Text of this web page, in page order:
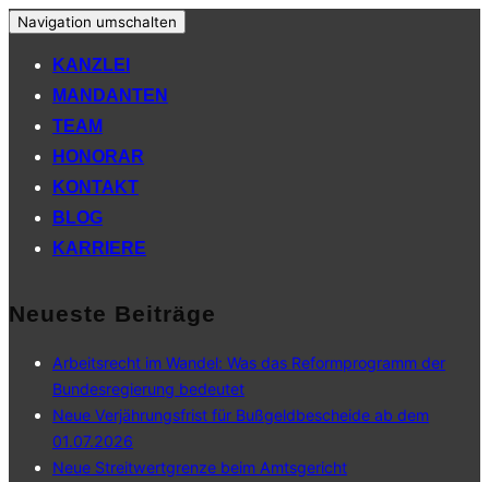
Navigation umschalten
KANZLEI
MANDANTEN
TEAM
HONORAR
KONTAKT
BLOG
KARRIERE
Neueste Beiträge
Arbeitsrecht im Wandel: Was das Reformprogramm der
Bundesregierung bedeutet
Neue Verjährungsfrist für Bußgeldbescheide ab dem
01.07.2026
Neue Streitwertgrenze beim Amtsgericht